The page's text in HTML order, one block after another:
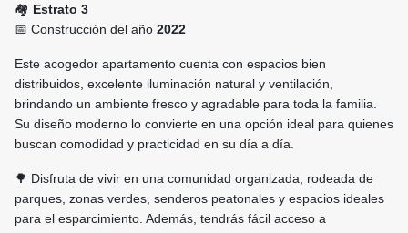
🏘️ Estrato 3
📅 Construcción del año 2022
Este acogedor apartamento cuenta con espacios bien
distribuidos, excelente iluminación natural y ventilación,
brindando un ambiente fresco y agradable para toda la familia.
Su diseño moderno lo convierte en una opción ideal para quienes
buscan comodidad y practicidad en su día a día.
🌳 Disfruta de vivir en una comunidad organizada, rodeada de
parques, zonas verdes, senderos peatonales y espacios ideales
para el esparcimiento. Además, tendrás fácil acceso a